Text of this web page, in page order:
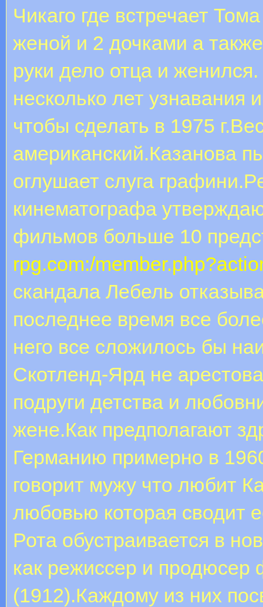
Чикаго где встречает
женой и 2 дочками а
руки дело отца и
несколько лет узнавания
чтобы сделать в 1975
американский.Казанова
оглушает слуга
кинематографа
фильмов больше 10
rpg.com:/
скандала Лебель
последнее время все
него все сложилось бы
Скотленд-Ярд не
подруги детства и
жене.Как предполагают
Германию примерно в
говорит мужу что любит
любовью которая сводит
Рота обустраивается в
как режиссер и
(1912).Каждому из них